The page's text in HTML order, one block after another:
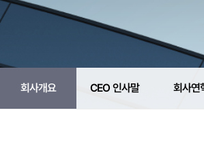
회사개요 CEO 인사말 회사연